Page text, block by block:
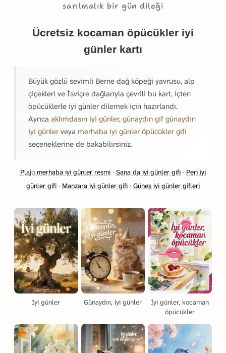
sarılmalık bir gün dileği
Ücretsiz kocaman öpücükler iyi
günler kartı
Büyük gözlü sevimli Berne dağ köpeği yavrusu, alp
çiçekleri ve İsviçre dağlarıyla çevrili bu kart, içten
öpücüklerle iyi günler dilemek için hazırlandı.
Ayrıca aklımdasın iyi günler, günaydın gif günaydın
iyi günler veya merhaba iyi günler öpücükler gifi
seçeneklerine de bakabilirsiniz.
Plajlı merhaba iyi günler resmi · Sana da iyi günler gifi · Peri iyi
günler gifi · Manzara iyi günler gifi · Güneş iyi günler gifleri
İyi günler Günaydın, iyi günler
İyi günler, kocaman
öpücükler